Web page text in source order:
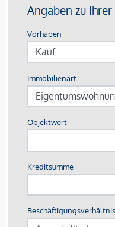
Parkett- und
Holzoberflächen &
Fußbodenheizung
Außenliegender
Rollläden)
Moderne
von EUR 286.000,- bis
Zu erwartender
von ca. EUR 17,50 bis